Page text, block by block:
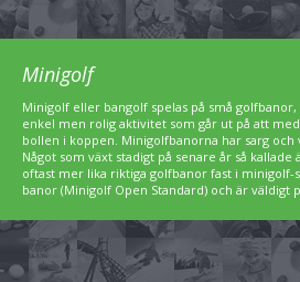
Minigolf
Minigolf eller bangolf spelas på små
enkel men rolig aktivitet som går ut på att med
bollen i koppen. Minigolfbanorna har sarg och
Något som växt stadigt på senare år så
oftast mer lika riktiga golfbanor fast i minigolf-
banor (Minigolf Open Standard) och är väldigt